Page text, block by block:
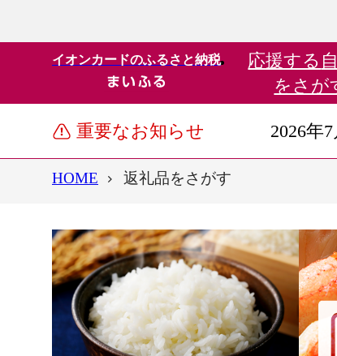
イオンカードのふるさと納税 応援する
をさが
重要なお知らせ 2026年
HOME 返礼品をさがす